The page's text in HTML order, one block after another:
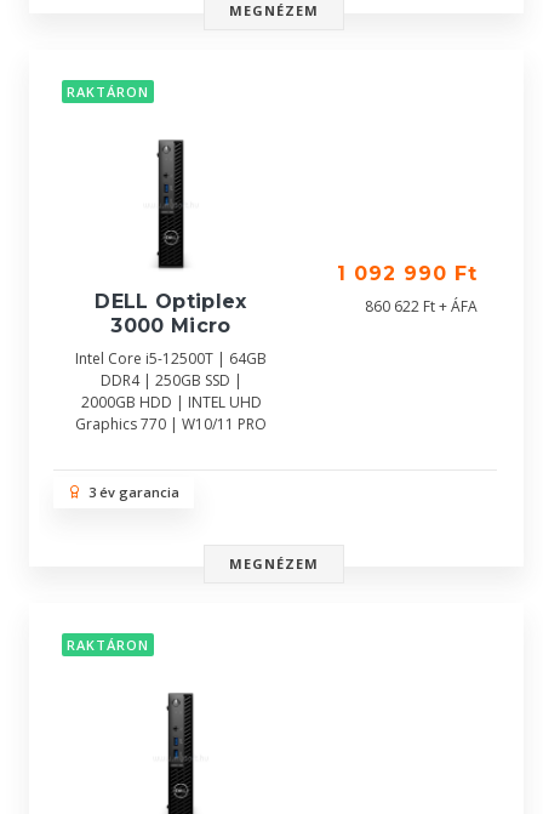
MEGNÉZEM
RAKTÁRON
DELL Optiplex
3000 Micro
Intel Core i5-12500T | 64GB
DDR4 | 250GB SSD |
2000GB HDD | INTEL UHD
Graphics 770 | W10/11 PRO
1 092 990 Ft
860 622 Ft + ÁFA
3 év garancia
MEGNÉZEM
RAKTÁRON